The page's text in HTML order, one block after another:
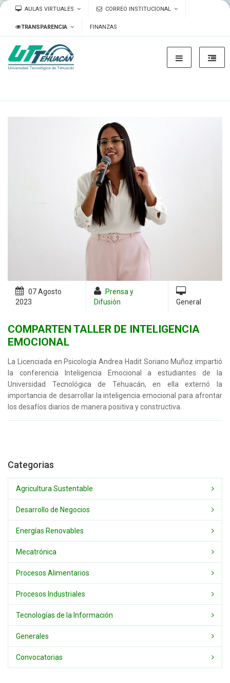
AULAS VIRTUALES CORREO INSTITUCIONAL
TRANSPARENCIA FINANZAS
07 Agosto
2023
Prensa y
Difusión
General
COMPARTEN TALLER DE INTELIGENCIA
EMOCIONAL
La Licenciada en Psicología Andrea Hadit Soriano Muñoz impartió
la conferencia Inteligencia Emocional a estudiantes de la
Universidad Tecnológica de Tehuacán, en ella externó la
importancia de desarrollar la inteligencia emocional para afrontar
los desafíos diarios de manera positiva y constructiva.
Categorias
Agricultura Sustentable
Desarrollo de Negocios
Energías Renovables
Mecatrónica
Procesos Alimentarios
Procesos Industriales
Tecnologías de la Información
Generales
Convocatorias